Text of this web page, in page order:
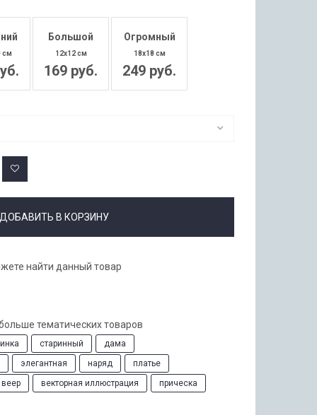
см
Большой
12x12 см
169 руб.
Огромный
18x18 см
249 руб.
ДОБАВИТЬ В КОРЗИНУ
найти данный товар
тематических товаров
старинный
дама
элегантная наряд
платье
веер векторная иллюстрация
прическа